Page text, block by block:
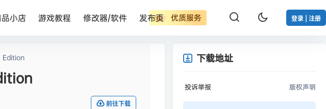
优质服务 登录 | 注册
小店 游戏教程 修改器/软件 发布页
Edition
前往下载
下载地址
投诉举报 版权声明